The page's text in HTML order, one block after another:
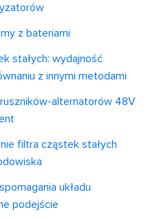
z bateriami
stałych: wydajność
z innymi metodami
alternatorów 48V
filtra cząstek stałych
układu
podejście